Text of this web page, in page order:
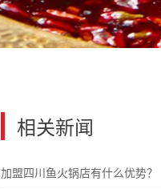
相关新闻
加盟四川鱼火锅店有什么优势？